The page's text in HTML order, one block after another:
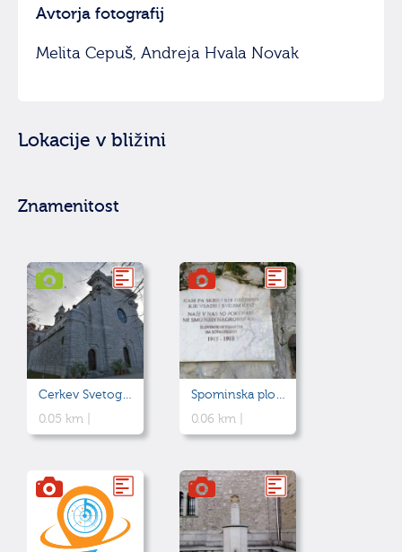
Avtorja fotografij
Melita Cepuš, Andreja Hvala Novak
Lokacije v bližini
Znamenitost
Cerkev Svetogorske Matere božje
0.05 km |
Spominska plošča slovenskim vojakom na soški fronti
0.06 km |